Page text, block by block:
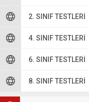
2. SINIF TESTLERI
4. SINIF TESTLERI
6. SINIF TESTLERI
8. SINIF TESTLERI